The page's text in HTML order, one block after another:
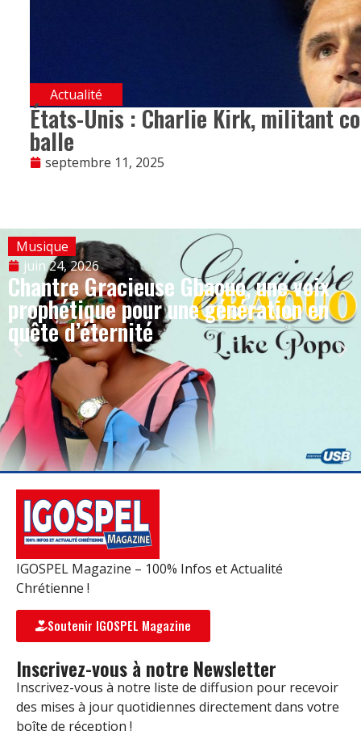
Actualité
États-Unis : Charlie Kirk, militant
balle
septembre 11, 2025
Musique
juin 24, 2026
Chantre Gracieuse Gbaouo, une voix
prophétique pour une génération en
quête d’éternité
IGOSPEL Magazine – 100% Infos et Actualité
Chrétienne !
Soutenir IGOSPEL Magazine
Inscrivez-vous à notre Newsletter
Inscrivez-vous à notre liste de diffusion pour recevoir
des mises à jour quotidiennes directement dans votre
boîte de réception !